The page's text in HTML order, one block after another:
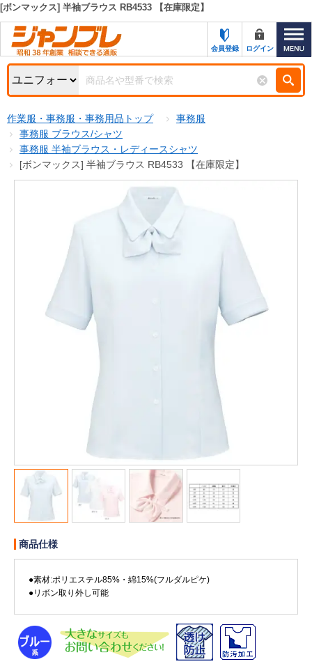
カテゴリー一覧
お知らせ
特集・キャンペーン一覧
初めての方へ
お問い合わせ
サポート＆ヘルプ
名入れ刺繍
メーカーカタログ一覧
カタログ請求（無料）
試着サンプル無料貸し出し
デジタルカタログ
ログアウト
Myページ 見積書 お気に入り
キーワード検索
検索条件
商品カテゴリから選ぶ
キャンペーン
オリジナル
処分品
販売終了
[ボンマックス] 半袖ブラウス RB4533 【在庫限定】
会員登録 ログイン
作業服・事務服・事務用品トップ
事務服
事務服 ブラウス/シャツ
事務服 半袖ブラウス・レディースシャツ
[ボンマックス] 半袖ブラウス RB4533 【在庫限定】
商品仕様
●素材:ポリエステル85%・綿15%(フルダルピケ)
●リボン取り外し可能